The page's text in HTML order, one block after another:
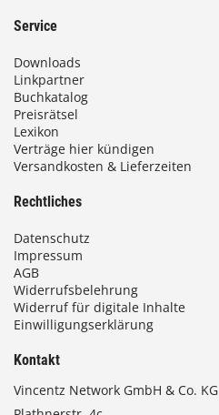
Service
Downloads
Linkpartner
Buchkatalog
Preisrätsel
Lexikon
Verträge hier kündigen
Versandkosten & Lieferzeiten
Rechtliches
Datenschutz
Impressum
AGB
Widerrufsbelehrung
Widerruf für digitale Inhalte
Einwilligungserklärung
Kontakt
Vincentz Network GmbH & Co. KG